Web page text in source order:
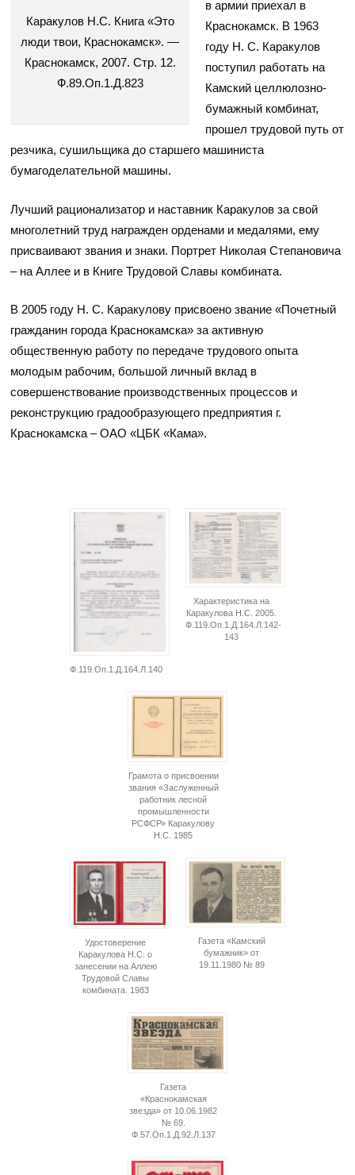
Каракулов Н.С. Книга «Это
люди твои, Краснокамск». —
Краснокамск, 2007. Стр. 12.
Ф.89.Оп.1.Д.823
в армии приехал в
Краснокамск. В 1963
году Н. С. Каракулов
поступил работать на
Камский целлюлозно-
бумажный комбинат,
прошел трудовой путь от
резчика, сушильщика до старшего машиниста
бумагоделательной машины.
Лучший рационализатор и наставник Каракулов за свой
многолетний труд награжден орденами и медалями, ему
присваивают звания и знаки. Портрет Николая Степановича
– на Аллее и в Книге Трудовой Славы комбината.
В 2005 году Н. С. Каракулову присвоено звание «Почетный
гражданин города Краснокамска» за активную
общественную работу по передаче трудового опыта
молодым рабочим, большой личный вклад в
совершенствование производственных процессов и
реконструкцию градообразующего предприятия г.
Краснокамска – ОАО «ЦБК «Кама».
Ф.119.Оп.1.Д.164.Л.140
Характеристика на
Каракулова Н.С. 2005.
Ф.119.Оп.1.Д.164.Л.142-
143
Грамота о присвоении
звания «Заслуженный
работник лесной
промышленности
РСФСР» Каракулову
Н.С. 1985
Удостоверение
Каракулова Н.С. о
занесении на Аллею
Трудовой Славы
комбината. 1983
Газета «Камский
бумажник» от
19.11.1980 № 89
Газета
«Краснокамская
звезда» от 10.06.1982
№ 69.
Ф.57.Оп.1.Д.92.Л.137